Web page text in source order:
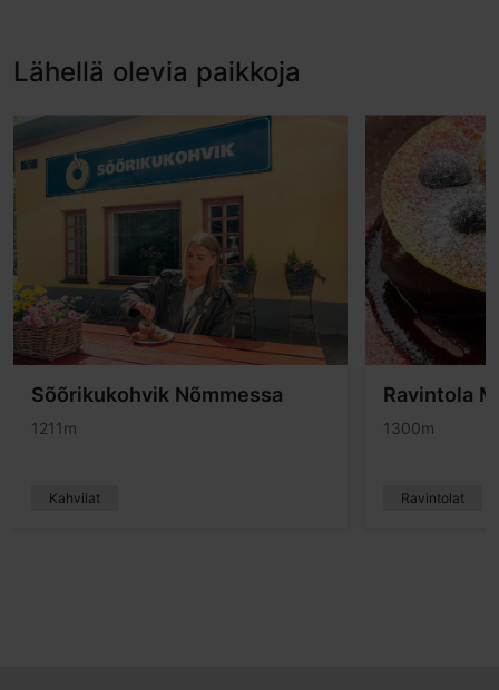
Lähellä olevia paikkoja
Sõõrikukohvik Nõmmessa
1211m
Kahvilat
Ravintola
1300m
Ravintolat